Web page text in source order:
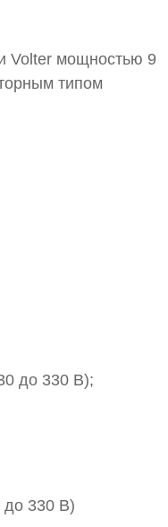
Volter мощностью 9
типом
до 330 В);
до 330 В)